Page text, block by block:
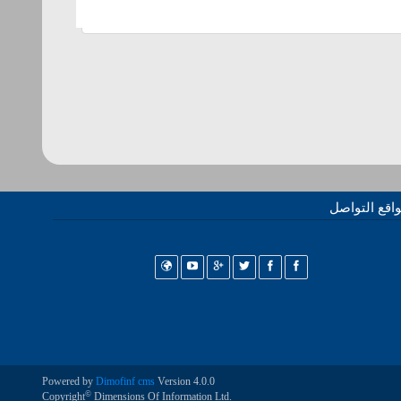
التواصل
Powered by Dimofinf cms Version 4.0.0
Copyright© Dimensions Of Information Ltd.